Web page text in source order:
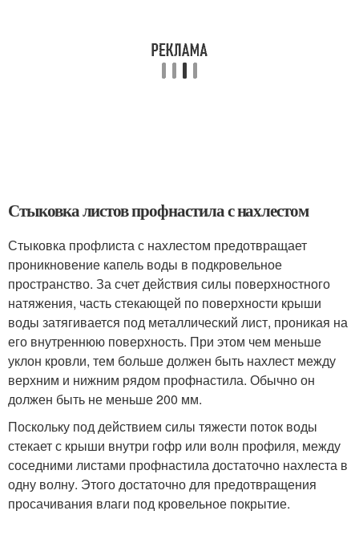
Стыковка листов профнастила с нахлестом
Стыковка профлиста с нахлестом предотвращает
проникновение капель воды в подкровельное
пространство. За счет действия силы поверхностного
натяжения, часть стекающей по поверхности крыши
воды затягивается под металлический лист, проникая на
его внутреннюю поверхность. При этом чем меньше
уклон кровли, тем больше должен быть нахлест между
верхним и нижним рядом профнастила. Обычно он
должен быть не меньше 200 мм.
Поскольку под действием силы тяжести поток воды
стекает с крыши внутри гофр или волн профиля, между
соседними листами профнастила достаточно нахлеста в
одну волну. Этого достаточно для предотвращения
просачивания влаги под кровельное покрытие.